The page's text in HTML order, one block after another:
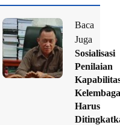
Baca
Juga
Sosialisasi
Penilaian
Harus